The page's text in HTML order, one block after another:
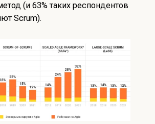
(и 63% таких респондентов
Scrum).